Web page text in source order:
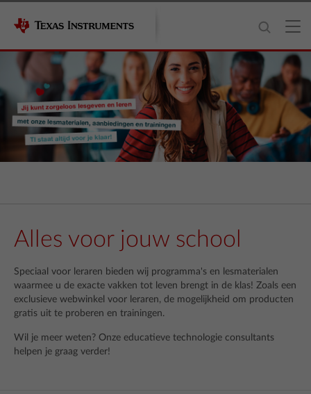
Alles voor jouw school
Speciaal voor leraren bieden wij programma's en lesmaterialen
waarmee u de exacte vakken tot leven brengt in de klas! Zoals een
exclusieve webwinkel voor leraren, de mogelijkheid om producten
gratis uit te proberen en trainingen.
Wil je meer weten? Onze educatieve technologie consultants
helpen je graag verder!